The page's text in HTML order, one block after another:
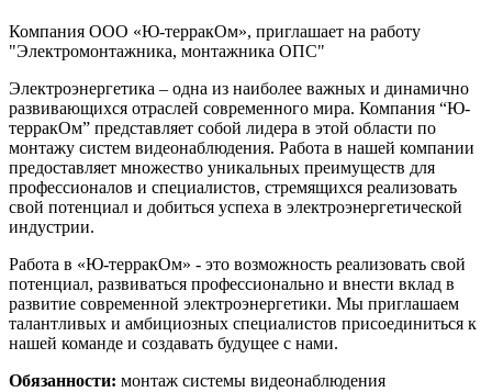
Компания ООО «Ю-терракОм», приглашает на работу
"Электромонтажника, монтажника ОПС"
Электроэнергетика – одна из наиболее важных и динамично
развивающихся отраслей современного мира. Компания “Ю-
терракОм” представляет собой лидера в этой области по
монтажу систем видеонаблюдения. Работа в нашей компании
предоставляет множество уникальных преимуществ для
профессионалов и специалистов, стремящихся реализовать
свой потенциал и добиться успеха в электроэнергетической
индустрии.
Работа в «Ю-терракОм» - это возможность реализовать свой
потенциал, развиваться профессионально и внести вклад в
развитие современной электроэнергетики. Мы приглашаем
талантливых и амбициозных специалистов присоединиться к
нашей команде и создавать будущее с нами.
Обязанности: монтаж системы видеонаблюдения